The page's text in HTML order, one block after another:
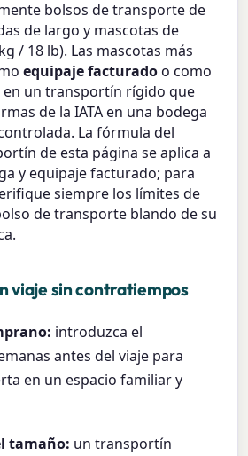
bolsos de transporte de
de largo y mascotas de
/ 18 lb). Las mascotas más
equipaje facturadoo como
en un transportín rígido que
de la IATA en una bodega
La fórmula del
de esta página se aplica a
y equipaje facturado; para
siempre los límites de
de transporte blando de su
viaje sin contratiempos
introduzca el
antes del viaje para
en un espacio familiar y
tamaño: un transportín